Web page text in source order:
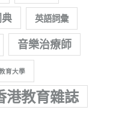
英語詞彙
音樂治療師
育大學
港教育雜誌